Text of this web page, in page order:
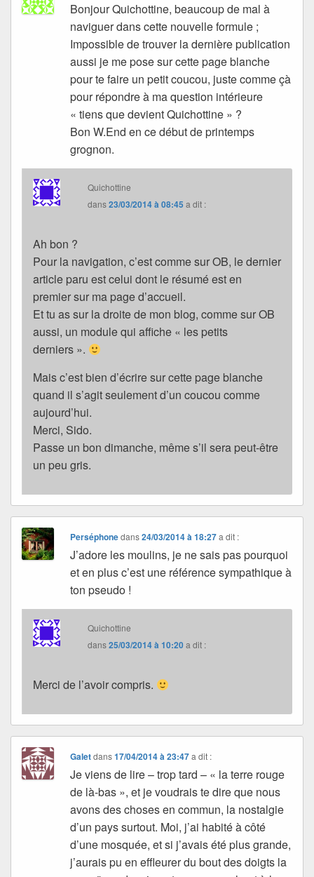
Bonjour Quichottine, beaucoup de mal à
naviguer dans cette nouvelle formule ;
Impossible de trouver la dernière publication
aussi je me pose sur cette page blanche
pour te faire un petit coucou, juste comme çà
pour répondre à ma question intérieure
« tiens que devient Quichottine » ?
Bon W.End en ce début de printemps
grognon.
Quichottine
dans23/03/2014 à 08:45 a dit :
Ah bon ?
Pour la navigation, c’est comme sur OB, le dernier
article paru est celui dont le résumé est en
premier sur ma page d’accueil.
Et tu as sur la droite de mon blog, comme sur OB
aussi, un module qui affiche « les petits
derniers ».
Mais c’est bien d’écrire sur cette page blanche
quand il s’agit seulement d’un coucou comme
aujourd’hui.
Merci, Sido.
Passe un bon dimanche, même s’il sera peut-être
un peu gris.
Perséphonedans24/03/2014 à 18:27 a dit :
J’adore les moulins, je ne sais pas pourquoi
et en plus c’est une référence sympathique à
ton pseudo !
Quichottine
dans25/03/2014 à 10:20a dit :
Merci de l’avoir compris.
Galetdans17/04/2014 à 23:47 a dit :
Je viens de lire – trop tard – « la terre rouge
de là-bas », et je voudrais te dire que nous
avons des choses en commun, la nostalgie
d’un pays surtout. Moi, j’ai habité à côté
d’une mosquée, et si j’avais été plus grande,
j’aurais pu en effleurer du bout des doigts la